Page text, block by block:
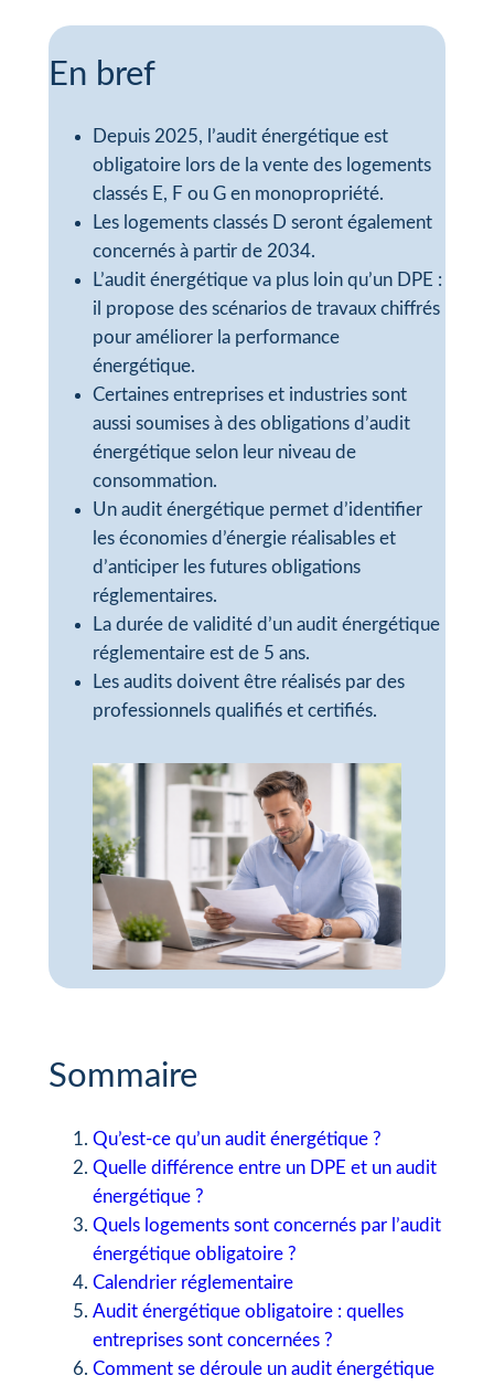
En bref
Depuis 2025, l’audit énergétique est
obligatoire lors de la vente des logements
classés E, F ou G en monopropriété.
Les logements classés D seront également
concernés à partir de 2034.
L’audit énergétique va plus loin qu’un DPE :
il propose des scénarios de travaux chiffrés
pour améliorer la performance
énergétique.
Certaines entreprises et industries sont
aussi soumises à des obligations d’audit
énergétique selon leur niveau de
consommation.
Un audit énergétique permet d’identifier
les économies d’énergie réalisables et
d’anticiper les futures obligations
réglementaires.
La durée de validité d’un audit énergétique
réglementaire est de 5 ans.
Les audits doivent être réalisés par des
professionnels qualifiés et certifiés.
Sommaire
Qu’est-ce qu’un audit énergétique ?
Quelle différence entre un DPE et un audit
énergétique ?
Quels logements sont concernés par l’audit
énergétique obligatoire ?
Calendrier réglementaire
Audit énergétique obligatoire : quelles
entreprises sont concernées ?
Comment se déroule un audit énergétique